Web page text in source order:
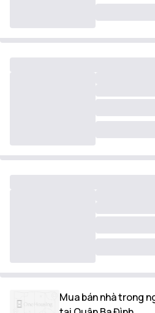
Mua bán nhà trong